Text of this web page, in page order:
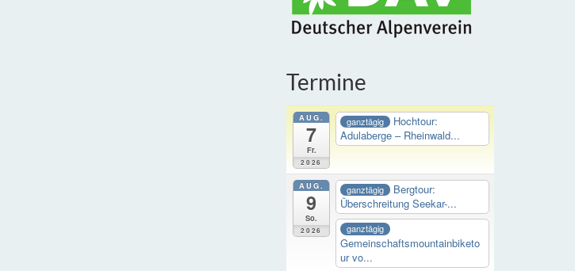
Termine
AUG.
7
Fr.
2026
ganztägig
Hochtour:
Adulaberge – Rheinwald...
AUG.
9
So.
2026
ganztägig
Bergtour:
Überschreitung Seekar-...
ganztägig
Gemeinschaftsmountainbiketo
ur vo...